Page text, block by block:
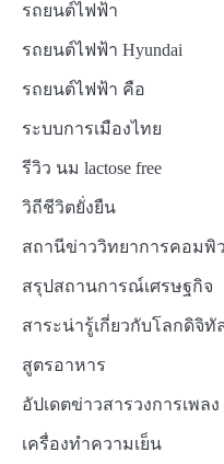
รถยนต์ไฟฟ้า
รถยนต์ไฟฟ้า Hyundai
รถยนต์ไฟฟ้า คือ
ระบบการเมืองไทย
รีวิว นม lactose free
วิถีชีวิตยั่งยืน
สถานีข่าววิทยาการคอมพิ
สรุปสถานการณ์เศรษฐกิจ
สาระน่ารู้เกี่ยวกับโลกดิจิทั
สูตรอาหาร
อัปเดตข่าวสารวงการเพลง
เครื่องทำความเย็น